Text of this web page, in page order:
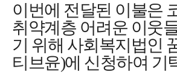
이번에 전달된 이불은
취약계층 어려운 이웃
기 위해 사회복지법인
티브윤)에 신청하여 기